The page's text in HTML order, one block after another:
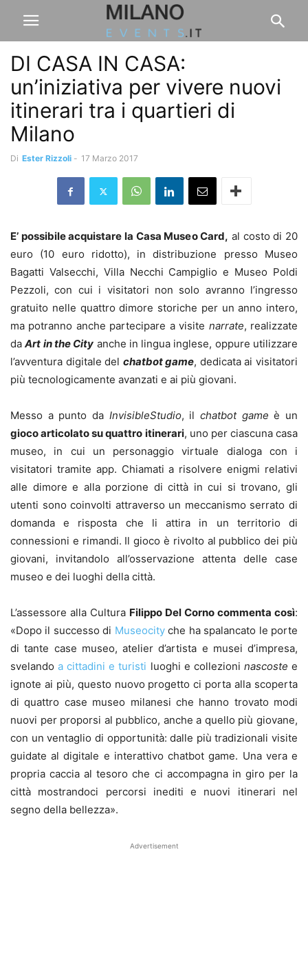
DI CASA IN CASA:
un’iniziativa per vivere nuovi
itinerari tra i quartieri di
Milano
Di Ester Rizzoli - 17 Marzo 2017
E’ possibile acquistare la Casa Museo Card, al costo di 20
euro (10 euro ridotto), in distribuzione presso Museo
Bagatti Valsecchi, Villa Necchi Campiglio e Museo Poldi
Pezzoli, con cui i visitatori non solo avranno l’ingresso
gratuito nelle quattro dimore storiche per un anno intero,
ma potranno anche partecipare a visite narrate, realizzate
daArt in the City anche in lingua inglese, oppure utilizzare
l’avventura digitale del chatbot game, dedicata ai visitatori
più tecnologicamente avanzati e ai più giovani.
Messo a punto da InvisibleStudio, ilchatbot game è un
gioco articolato su quattro itinerari, uno per ciascuna casa
museo, in cui un personaggio virtuale dialoga con i
visitatori tramite app. Chiamati a risolvere enigmi relativi
alle dimore e alla porzione di città in cui si trovano, gli
utenti sono coinvolti attraverso un meccanismo serrato di
domanda e risposta che li attira in un territorio di
connessioni e rimandi. Il gioco è rivolto al pubblico dei più
giovani, invitandolo all’osservazione attenta delle case
museo e dei luoghi della città.
L’assessore alla Cultura Filippo Del Corno commenta così:
«Dopo il successo di Museocityche ha spalancato le porte
di tante case museo, atelier d’artista e musei d’impresa,
svelandoa cittadini e turisti luoghi e collezioni nascoste e
ignote ai più, questo nuovo progetto ci porta alla scoperta
di quattro case museo milanesi che hanno trovato modi
nuovi per proporsi al pubblico, anche a quello più giovane,
con un ventaglio di opportunità: dalle più tradizionali visite
guidate al digitale e interattivo chatbot game. Una vera e
propria caccia al tesoro che ci accompagna in giro per la
città mostrandoci percorsi inediti e nuovi itinerari nel
segno della bellezza».
Advertisement